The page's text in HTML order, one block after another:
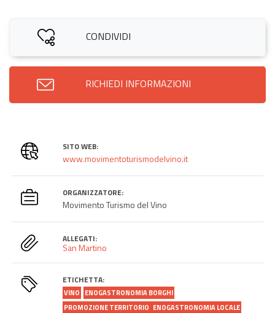
CONDIVIDI
RICHIEDI INFORMAZIONI
SITO WEB:
www.movimentoturismodelvino.it
ORGANIZZATORE:
Movimento Turismo del Vino
ALLEGATI:
San Martino
ETICHETTA:
VINO
ENOGASTRONOMIA BORGHI
PROMOZIONE TERRITORIO ENOGASTRONOMIA LOCALE